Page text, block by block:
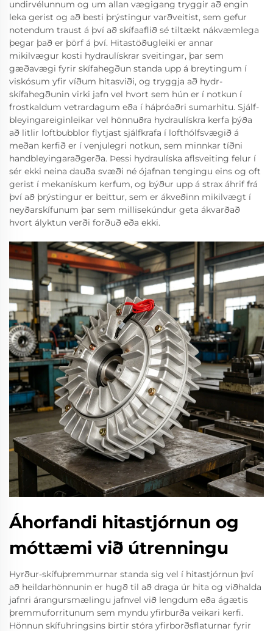
undirvélunnum og um allan vægigang tryggir að engin
leka gerist og að besti þrýstingur varðveitist, sem gefur
notendum traust á því að skífaaflið sé tiltækt nákvæmlega
þegar það er þörf á því. Hitastöðugleiki er annar
mikilvægur kosti hydraulískrar sveitingar, þar sem
gæðavægi fyrir skífahegðun standa upp á breytingum í
viskósum yfir víðum hitasviði, og tryggja að hydr-
skífahegðunin virki jafn vel hvort sem hún er í notkun í
frostkaldum vetrardagum eða í háþróaðri sumarhitu. Sjálf-
bleyingareiginleikar vel hönnuðra hydraulískra kerfa þýða
að litlir loftbubblor flytjast sjálfkrafa í lofthólfsvægið á
meðan kerfið er í venjulegri notkun, sem minnkar tíðni
handbleyingaraðgerða. Þessi hydraulíska aflsveiting felur í
sér ekki neina dauða svæði né ójafnan tengingu eins og oft
gerist í mekanískum kerfum, og býður upp á strax áhrif frá
því að þrýstingur er beittur, sem er ákveðinn mikilvægt í
neyðarskífunum þar sem millisekúndur geta ákvarðað
hvort ályktun verði forðuð eða ekki.
Áhorfandi hitastjórnun og
móttæmi við útrenningu
Hyrður-skífuþremmurnar standa sig vel í hitastjórnun því
að heildarhönnunin er hugð til að draga úr hita og viðhalda
jafnri árangursmælingu jafnvel við lengdum eða ágætis
þremmuforritunum sem myndu yfirburða veikari kerfi.
Hönnun skífuhringsins birtir stóra yfirborðsflaturnar fyrir